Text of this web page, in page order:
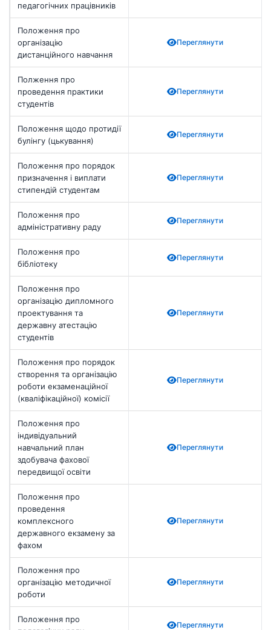
педагогічних працівників
Положення про
організацію
дистанційного навчання
Переглянути
Полження про
проведення практики
студентів
Переглянути
Положення щодо протидії
булінгу (цькування)
Переглянути
Положення про порядок
призначення і виплати
стипендій студентам
Переглянути
Положення про
адміністративну раду
Переглянути
Положення про
бібліотеку
Переглянути
Положення про
організацію дипломного
проектування та
державну атестацію
студентів
Переглянути
Положення про порядок
створення та організацію
роботи екзаменаційної
(кваліфікаційної) комісії
Переглянути
Положення про
індивідуальний
навчальний план
здобувача фахової
передвищої освіти
Переглянути
Положення про
проведення
комплексного
державного екзамену за
фахом
Переглянути
Положення про
організацію методичної
роботи
Переглянути
Положення про
Переглянути